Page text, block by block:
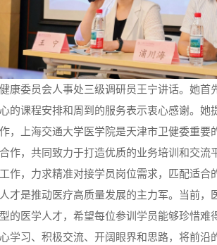
康委员会人事处三级调研员王宁讲话。她首
的课程安排和周到的服务表示衷心感谢。她
，上海交通大学医学院是天津市卫健委重要
作，共同致力于打造优质的业务培训和交流
作，力求精准对接学员岗位需求，匹配适合
才是推动医疗高质量发展的主力军。当前，
的医学人才，希望每位参训学员能够珍惜难
学习、积极交流、开阔眼界和思路，将前沿